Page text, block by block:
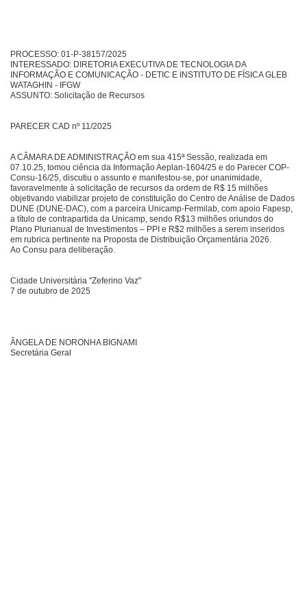
PROCESSO: 01-P-38157/2025
INTERESSADO: DIRETORIA EXECUTIVA DE TECNOLOGIA DA
INFORMAÇÃO E COMUNICAÇÃO - DETIC E INSTITUTO DE FÍSICA GLEB
WATAGHIN - IFGW
ASSUNTO: Solicitação de Recursos
PARECER CAD nº 11/2025
A CÂMARA DE ADMINISTRAÇÃO em sua 415ª Sessão, realizada em
07.10.25, tomou ciência da Informação Aeplan-1604/25 e do Parecer COP-
Consu-16/25, discutiu o assunto e manifestou-se, por unanimidade,
favoravelmente à solicitação de recursos da ordem de R$ 15 milhões
objetivando viabilizar projeto de constituição do Centro de Análise de Dados
DUNE (DUNE-DAC), com a parceira Unicamp-Fermilab, com apoio Fapesp,
a título de contrapartida da Unicamp, sendo R$13 milhões oriundos do
Plano Plurianual de Investimentos – PPI e R$2 milhões a serem inseridos
em rubrica pertinente na Proposta de Distribuição Orçamentária 2026.
Ao Consu para deliberação.
Cidade Universitária "Zeferino Vaz"
7 de outubro de 2025
ÂNGELA DE NORONHA BIGNAMI
Secretária Geral